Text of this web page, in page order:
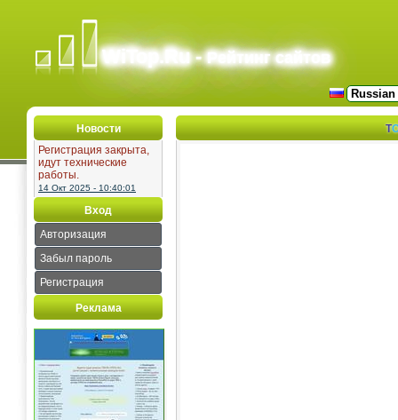
WiTop.Ru -Рейтинг сайтов
Новости
Регистрация закрыта,
идут технические
работы.
14 Окт 2025 - 10:40:01
Вход
Авторизация
Забыл пароль
Регистрация
Реклама
T